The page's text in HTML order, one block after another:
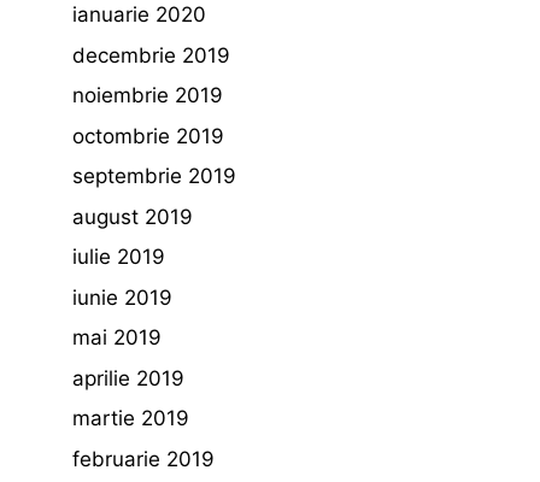
ianuarie 2020
decembrie 2019
noiembrie 2019
octombrie 2019
septembrie 2019
august 2019
iulie 2019
iunie 2019
mai 2019
aprilie 2019
martie 2019
februarie 2019